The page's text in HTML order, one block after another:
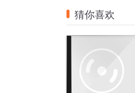
猜你喜欢